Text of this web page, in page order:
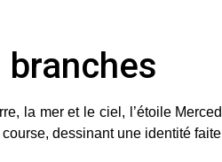
branches
la mer et le ciel , l’étoile
dessinant une identité